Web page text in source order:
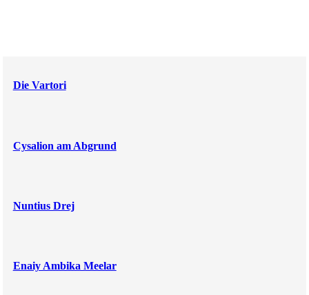
Die Vartori
Cysalion am Abgrund
Nuntius Drej
Enaiy Ambika Meelar